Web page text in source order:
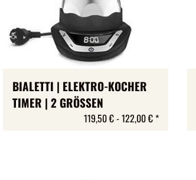
BIALETTI | ELEKTRO-KOCHER
TIMER | 2 GRÖSSEN
119,50 € -122,00 € *